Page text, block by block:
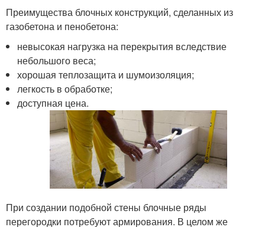
Преимущества блочных конструкций, сделанных из
газобетона и пенобетона:
невысокая нагрузка на перекрытия вследствие
небольшого веса;
хорошая теплозащита и шумоизоляция;
легкость в обработке;
доступная цена.
При создании подобной стены блочные ряды
перегородки потребуют армирования. В целом же